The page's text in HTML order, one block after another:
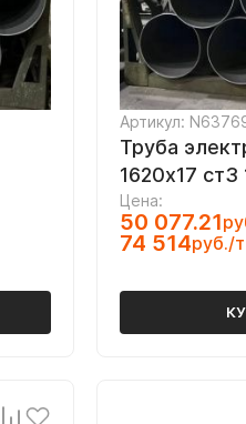
Артикул:
Труба
1620х17 ст3
Цена:
50 077.21
74 514руб./т